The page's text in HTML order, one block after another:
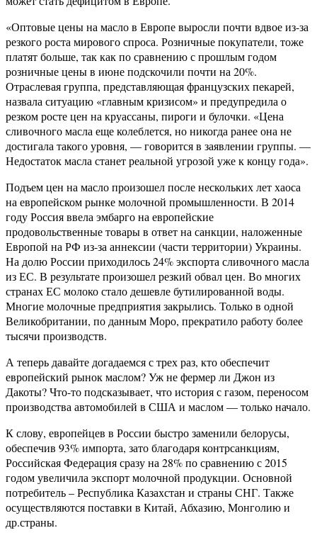
«Оптовые цены на масло в Европе выросли почти вдвое из-за
резкого роста мирового спроса. Розничные покупатели, тоже
платят больше, так как по сравнению с прошлым годом
розничные цены в июне подскочили почти на 20%.
Отраслевая группа, представляющая французских пекарей,
назвала ситуацию «главным кризисом» и предупредила о
резком росте цен на круассаны, пироги и булочки. «Цена
сливочного масла еще колеблется, но никогда ранее она не
достигала такого уровня, — говорится в заявлении группы. —
Недостаток масла станет реальной угрозой уже к концу года».
Подъем цен на масло произошел после нескольких лет хаоса
на европейском рынке молочной промышленности. В 2014
году Россия ввела эмбарго на европейские
продовольственные товары в ответ на санкции, наложенные
Европой на РФ из-за аннексии (части территории) Украины.
На долю России приходилось 24% экспорта сливочного масла
из ЕС. В результате произошел резкий обвал цен. Во многих
странах ЕС молоко стало дешевле бутилированной воды.
Многие молочные предприятия закрылись. Только в одной
Великобритании, по данным Моро, прекратило работу более
тысячи производств.
А теперь давайте догадаемся с трех раз, кто обеспечит
европейский рынок маслом? Уж не фермер ли Джон из
Дакоты? Что-то подсказывает, что история с газом, переносом
производства автомобилей в США и маслом — только начало.
К слову, европейцев в России быстро заменили белорусы,
обеспечив 93% импорта, зато благодаря контрсанкциям,
Российская Федерация сразу на 28% по сравнению с 2015
годом увеличила экспорт молочной продукции. Основной
потребитель – Республика Казахстан и страны СНГ. Также
осуществляются поставки в Китай, Абхазию, Монголию и
др.страны.